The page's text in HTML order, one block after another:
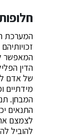
המערכת
המאפשר
הדין
של אדם
מידתיים
המבחן.
התנאים
לצמצם
להוביל